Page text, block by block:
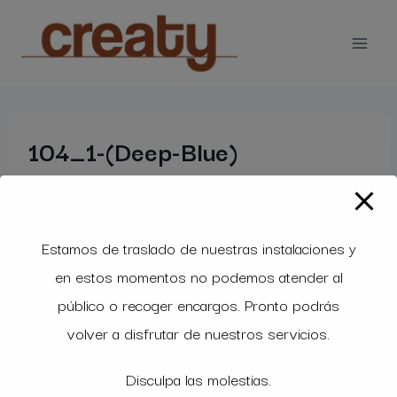
104_1-(Deep-Blue)
Estamos de traslado de nuestras instalaciones y
en estos momentos no podemos atender al
público o recoger encargos. Pronto podrás
volver a disfrutar de nuestros servicios.
Disculpa las molestias.